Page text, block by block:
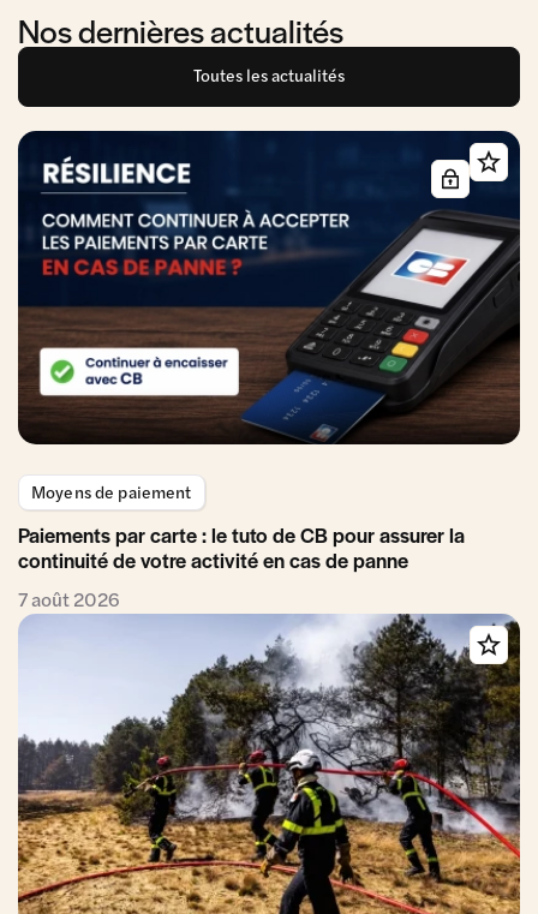
Nos dernières actualités
Toutes les actualités
Moyens de paiement
Paiements par carte : le tuto de CB pour assurer la
continuité de votre activité en cas de panne
7 août 2026